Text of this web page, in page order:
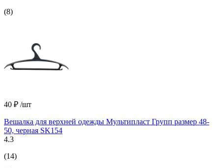
(8)
40 ₽ /шт
Вешалка для верхней одежды Мультипласт Групп размер 48-
50, черная SK154
4.3
(14)